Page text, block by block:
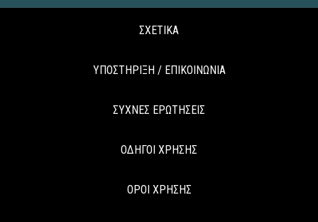
ΣΧΕΤΙΚΑ
ΥΠΟΣΤΗΡΙΞΗ / ΕΠΙΚΟΙΝΩΝΙΑ
ΣΥΧΝΕΣ ΕΡΩΤΗΣΕΙΣ
ΟΔΗΓΟΙ ΧΡΗΣΗΣ
ΟΡΟΙ ΧΡΗΣΗΣ